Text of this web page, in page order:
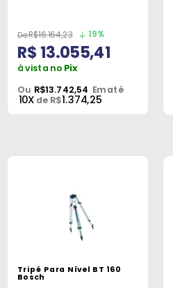
R$16.164,23 19%
R$ 13.055,41
à vista no Pix
Ou R$13.742,54 Em até
10X de R$1.374,25
Tripé Para Nível BT 160
Bosch